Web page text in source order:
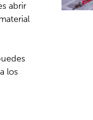
abrir
los